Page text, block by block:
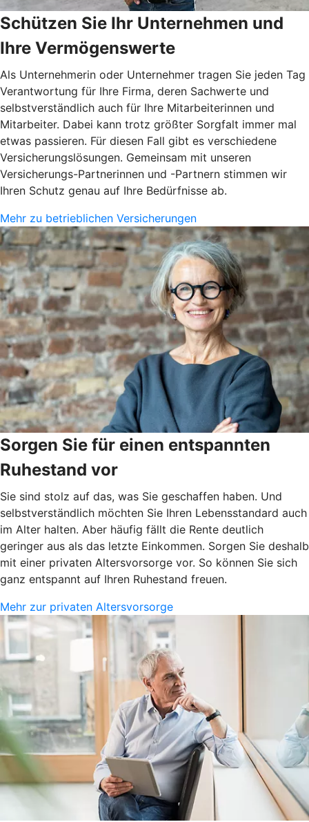
Schützen Sie Ihr Unternehmen und
Ihre Vermögenswerte
Als Unternehmerin oder Unternehmer tragen Sie jeden Tag
Verantwortung für Ihre Firma, deren Sachwerte und
selbstverständlich auch für Ihre Mitarbeiterinnen und
Mitarbeiter. Dabei kann trotz größter Sorgfalt immer mal
etwas passieren. Für diesen Fall gibt es verschiedene
Versicherungslösungen. Gemeinsam mit unseren
Versicherungs-Partnerinnen und -Partnern stimmen wir
Ihren Schutz genau auf Ihre Bedürfnisse ab.
Mehr zu betrieblichen Versicherungen
Sorgen Sie für einen entspannten
Ruhestand vor
Sie sind stolz auf das, was Sie geschaffen haben. Und
selbstverständlich möchten Sie Ihren Lebensstandard auch
im Alter halten. Aber häufig fällt die Rente deutlich
geringer aus als das letzte Einkommen. Sorgen Sie deshalb
mit einer privaten Altersvorsorge vor. So können Sie sich
ganz entspannt auf Ihren Ruhestand freuen.
Mehr zur privaten Altersvorsorge